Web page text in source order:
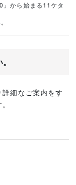
から始まる11ケタ
細なご案内をす